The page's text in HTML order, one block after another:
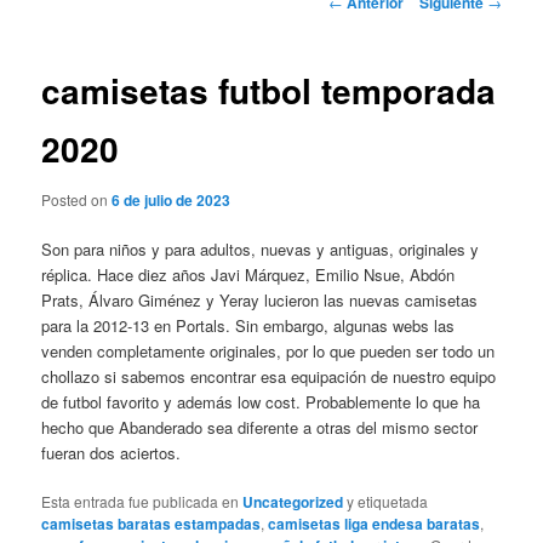
camisetas futbol temporada
2020
Posted on6 de julio de 2023
Son para niños y para adultos, nuevas y antiguas, originales y
réplica. Hace diez años Javi Márquez, Emilio Nsue, Abdón
Prats, Álvaro Giménez y Yeray lucieron las nuevas camisetas
para la 2012-13 en Portals. Sin embargo, algunas webs las
venden completamente originales, por lo que pueden ser todo un
chollazo si sabemos encontrar esa equipación de nuestro equipo
de futbol favorito y además low cost. Probablemente lo que ha
hecho que Abanderado sea diferente a otras del mismo sector
fueran dos aciertos.
Esta entrada fue publicada en Uncategorizedy etiquetada
camisetas baratas estampadas,camisetas liga endesa baratas,